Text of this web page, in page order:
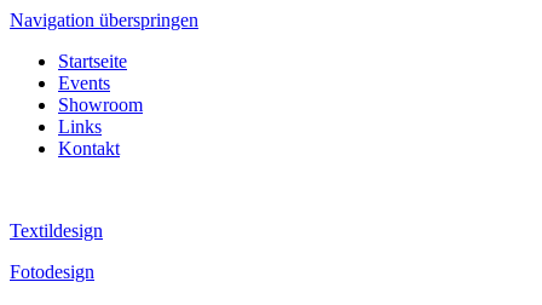
Navigation überspringen
Startseite
Events
Showroom
Links
Kontakt
Textildesign
Fotodesign